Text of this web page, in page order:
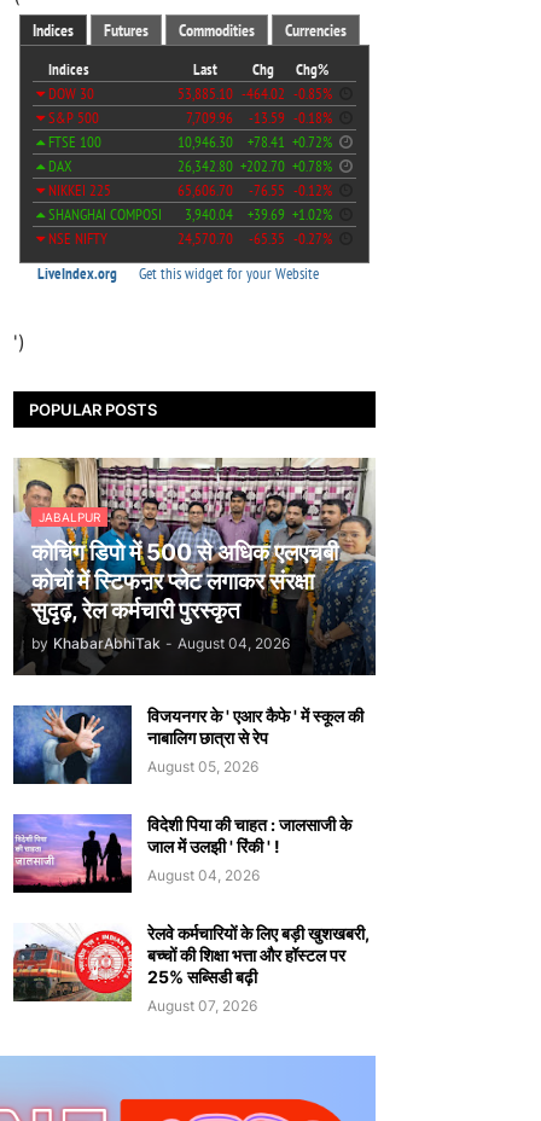
')
POPULAR POSTS
JABALPUR
कोचिंग डिपो में 500 से अधिक एलएचबी
कोचों में स्टिफऩर प्लेट लगाकर संरक्षा
सुदृढ़, रेल कर्मचारी पुरस्कृत
by KhabarAbhiTak - August 04, 2026
विजयनगर के ' एआर कैफे ' में स्कूल की
नाबालिग छात्रा से रेप
August 05, 2026
विदेशी पिया की चाहत : जालसाजी के
जाल में उलझी ' रिंकी ' !
August 04, 2026
रेलवे कर्मचारियों के लिए बड़ी खुशखबरी,
बच्चों की शिक्षा भत्ता और हॉस्टल पर
25% सब्सिडी बढ़ी
August 07, 2026